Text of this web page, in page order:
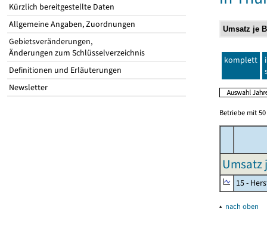
Kürzlich bereitgestellte Daten
Allgemeine Angaben, Zuordnungen
Gebietsveränderungen,
Änderungen zum Schlüsselverzeichnis
Definitionen und Erläuterungen
Newsletter
komplett
Betriebe mit
Umsatz
15 -
▴ nach oben